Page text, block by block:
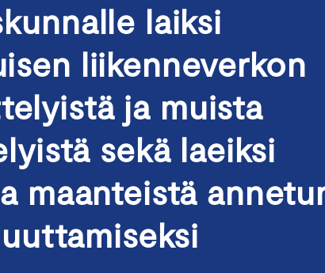
laiksi
liikenneverkon
ja muista
sekä laeiksi
maanteistä